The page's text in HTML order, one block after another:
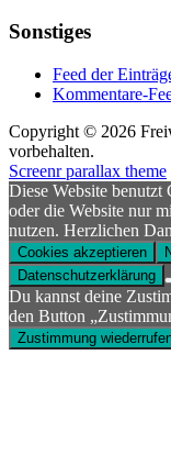
Sonstiges
Feed der
Kommentare-
Copyright © 2026
vorbehalten.
Screenr parallax theme
Diese Website benutzt
oder die Website nur
nutzen. Herzlichen
Cookies akzeptieren
Datenschutzerklärung
Du kannst deine
den Button
Zustimmung